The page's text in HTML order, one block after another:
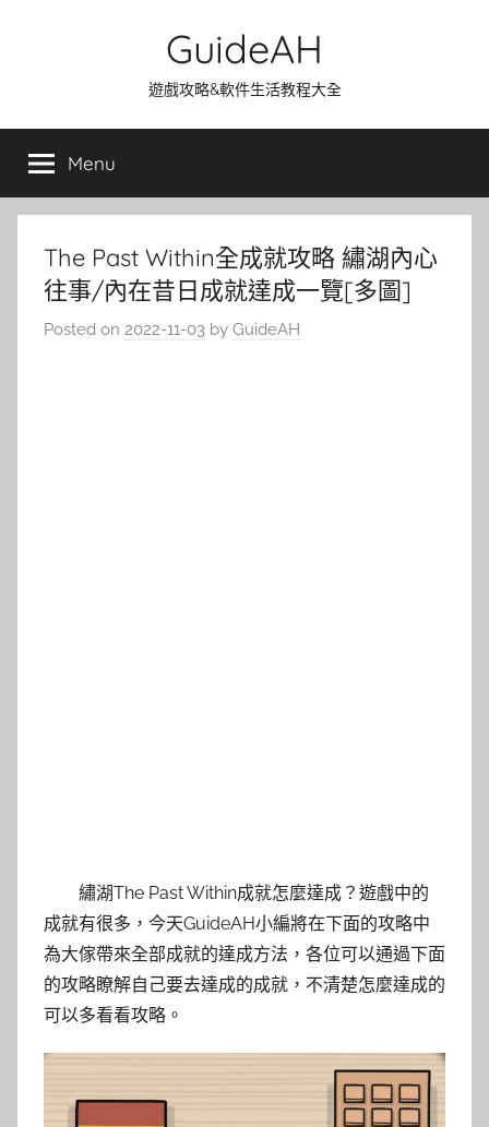
GuideAH
遊戲攻略&軟件生活教程大全
Menu
The Past Within全成就攻略 繡湖內心
往事/內在昔日成就達成一覽[多圖]
Posted on 2022-11-03 by GuideAH
繡湖The Past Within成就怎麼達成？遊戲中的
成就有很多，今天GuideAH小編將在下面的攻略中
為大傢帶來全部成就的達成方法，各位可以通過下面
的攻略瞭解自己要去達成的成就，不清楚怎麼達成的
可以多看看攻略。